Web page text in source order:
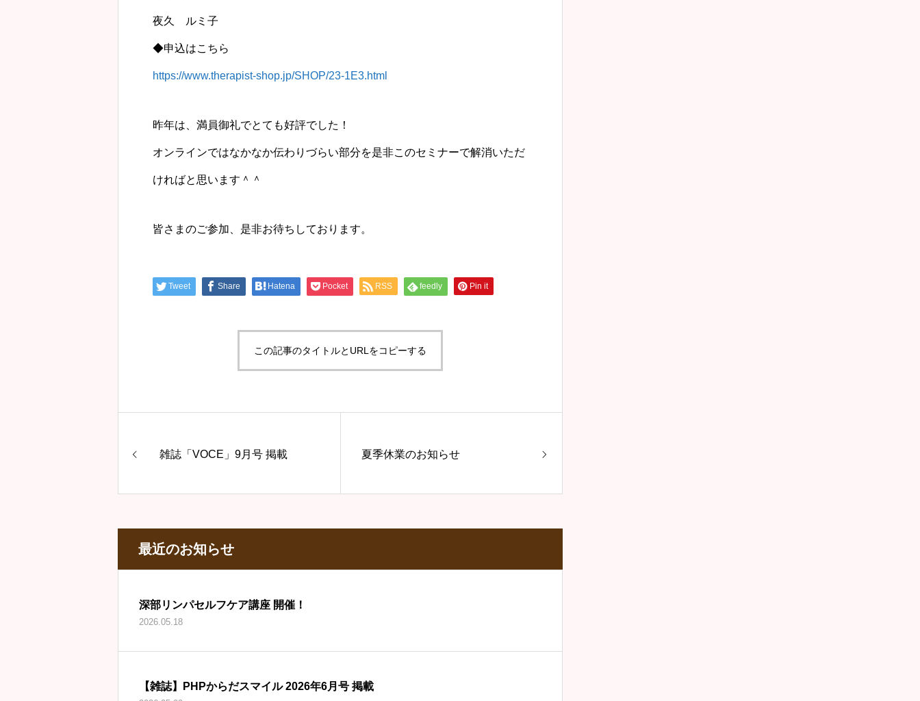
夜久 ルミ子
◆申込はこちら
https://www.therapist-shop.jp/SHOP/23-1E3.html
昨年は、満員御礼でとても好評でした！
オンラインではなかなか伝わりづらい部分を是非このセミナーで解消いただ
ければと思います＾＾
皆さまのご参加、是非お待ちしております。
Tweet Share Hatena Pocket RSS feedly Pin it
この記事のタイトルとURLをコピーする
雑誌「VOCE」9月号 掲載 夏季休業のお知らせ
最近のお知らせ
深部リンパセルフケア講座 開催！
2026.05.18
【雑誌】PHPからだスマイル 2026年6月号 掲載